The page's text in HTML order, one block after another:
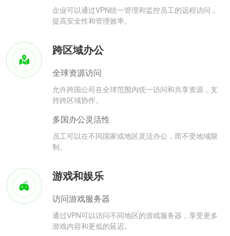
企业可以通过VPN统一管理和监控员工的远程访问，
提高安全性和管理效率。
跨区域办公
全球资源访问
允许跨国公司在全球范围内统一访问和共享资源，支
持跨区域协作。
多国办公灵活性
员工可以在不同国家或地区灵活办公，而不受地域限
制。
游戏和娱乐
访问游戏服务器
通过VPN可以访问不同地区的游戏服务器，享受更多
游戏内容和更低的延迟。